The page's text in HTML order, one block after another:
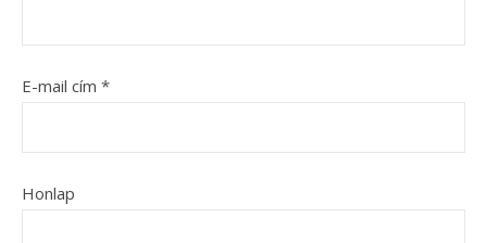
E-mail cím *
Honlap